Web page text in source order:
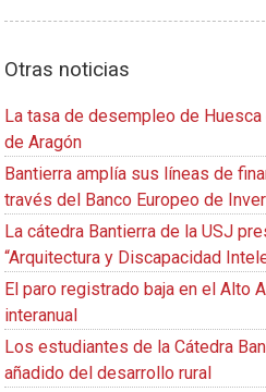
Otras noticias
La tasa de desempleo de Huesca
de Aragón
Bantierra amplía sus líneas de
través del Banco Europeo de
La cátedra Bantierra de la USJ
“Arquitectura y Discapacidad
El paro registrado baja en el Alto
interanual
Los estudiantes de la Cátedra
añadido del desarrollo rural